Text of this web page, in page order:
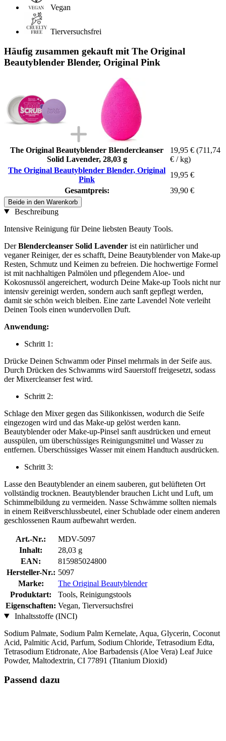
Vegan
Tierversuchsfrei
Häufig zusammen gekauft mit The Original
Beautyblender Blender, Original Pink
The Original Beautyblender Blendercleanser
Solid Lavender, 28,03 g
19,95 € (711,74
€ / kg)
The Original Beautyblender Blender, Original
Pink
19,95 €
Gesamtpreis:
39,90 €
Beide in den Warenkorb
Beschreibung
Intensive Reinigung für Deine liebsten Beauty Tools.
DerBlendercleanser Solid Lavender ist ein natürlicher und
veganer Reiniger, der es schafft, Deine Beautyblender von Make-up
Resten, Schmutz und Keimen zu befreien. Die hochwertige Formel
ist mit nachhaltigen Palmölen und pflegendem Aloe- und
Kokosnussöl angereichert, wodurch Deine Make-up Tools nicht nur
intensiv gereinigt werden, sondern auch sanft gepflegt werden,
damit sie schön weich bleiben. Eine zarte Lavendel Note verleiht
Deinen Tools einen wundervollen Duft.
Anwendung:
Schritt 1:
Drücke Deinen Schwamm oder Pinsel mehrmals in der Seife aus.
Durch Drücken des Schwamms wird Sauerstoff freigesetzt, sodass
der Mixercleanser fest wird.
Schritt 2:
Schlage den Mixer gegen das Silikonkissen, wodurch die Seife
eingezogen wird und das Make-up gelöst werden kann.
Beautyblender oder Make-up-Pinsel sanft ausdrücken und erneut
ausspülen, um überschüssiges Reinigungsmittel und Wasser zu
entfernen. Überschüssiges Wasser mit einem Handtuch ausdrücken.
Schritt 3:
Lasse den Beautyblender an einem sauberen, gut belüfteten Ort
vollständig trocknen. Beautyblender brauchen Licht und Luft, um
Schimmelbildung zu vermeiden. Nasse Schwämme sollten niemals
in einem Reißverschlussbeutel, einer Schublade oder einem anderen
geschlossenen Raum aufbewahrt werden.
Art.-Nr.:
MDV-5097
Inhalt:
28,03 g
EAN:
815985024800
Hersteller-Nr.: 5097
Marke:
The Original Beautyblender
Produktart:
Tools, Reinigungstools
Eigenschaften: Vegan, Tierversuchsfrei
Inhaltsstoffe (INCI)
Sodium Palmate, Sodium Palm Kernelate, Aqua, Glycerin, Coconut
Acid, Palmitic Acid, Parfum, Sodium Chloride, Tetrasodium Edta,
Tetrasodium Etidronate, Aloe Barbadensis (Aloe Vera) Leaf Juice
Powder, Maltodextrin, CI 77891 (Titanium Dioxid)
Passend dazu